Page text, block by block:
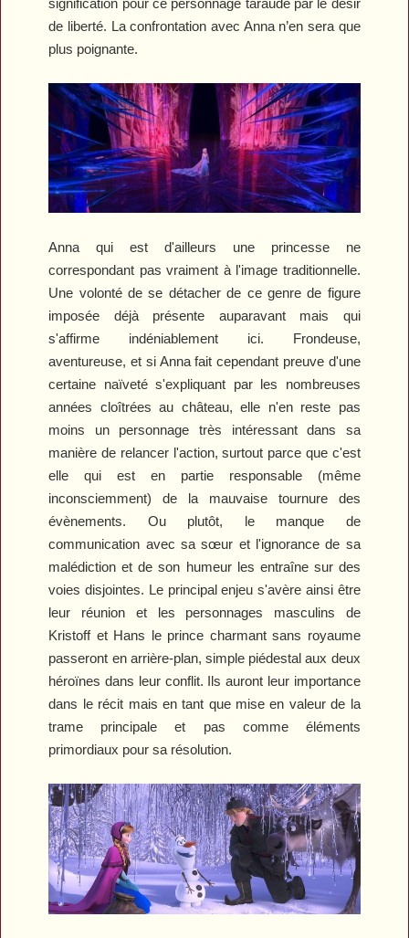
de liberté. La confrontation avec Anna n’en sera que
plus poignante.
Anna qui est d'ailleurs une princesse ne
correspondant pas vraiment à l'image traditionnelle.
Une volonté de se détacher de ce genre de figure
imposée déjà présente auparavant mais qui
s'affirme indéniablement ici. Frondeuse,
aventureuse, et si Anna fait cependant preuve d'une
certaine naïveté s'expliquant par les nombreuses
années cloîtrées au château, elle n'en reste pas
moins un personnage très intéressant dans sa
manière de relancer l'action, surtout parce que c'est
elle qui est en partie responsable (même
inconsciemment) de la mauvaise tournure des
évènements. Ou plutôt, le manque de
communication avec sa sœur et l'ignorance de sa
malédiction et de son humeur les entraîne sur des
voies disjointes. Le principal enjeu s'avère ainsi être
leur réunion et les personnages masculins de
Kristoff et Hans le prince charmant sans royaume
passeront en arrière-plan, simple piédestal aux deux
héroïnes dans leur conflit. Ils auront leur importance
dans le récit mais en tant que mise en valeur de la
trame principale et pas comme éléments
primordiaux pour sa résolution.